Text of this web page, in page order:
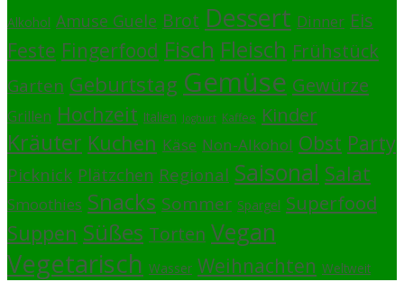
Alkohol Amuse Guele Brot Dessert Dinner Eis
Feste Fingerfood Fisch Fleisch Frühstück
Garten Geburtstag Gemüse Gewürze
Grillen Hochzeit Italien Joghurt Kaffee Kinder
Kräuter Kuchen Käse Non-Alkohol Obst Party
Picknick Plätzchen Regional Saisonal Salat
Smoothies Snacks Sommer Spargel Superfood
Suppen Süßes Torten Vegan
Vegetarisch Wasser Weihnachten Weltweit